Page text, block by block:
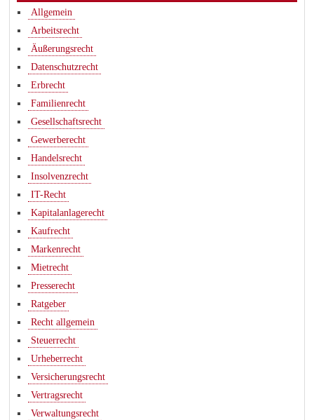
Allgemein
Arbeitsrecht
Äußerungsrecht
Datenschutzrecht
Erbrecht
Familienrecht
Gesellschaftsrecht
Gewerberecht
Handelsrecht
Insolvenzrecht
IT-Recht
Kapitalanlagerecht
Kaufrecht
Markenrecht
Mietrecht
Presserecht
Ratgeber
Recht allgemein
Steuerrecht
Urheberrecht
Versicherungsrecht
Vertragsrecht
Verwaltungsrecht